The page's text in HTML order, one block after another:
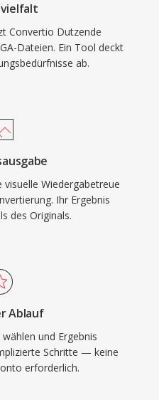
Convertio Dutzende
Dateien. Ein Tool deckt
ab.
Wiedergabetreue
Ihr Ergebnis
des Originals.
Ablauf
und Ergebnis
Schritte — keine
erforderlich.